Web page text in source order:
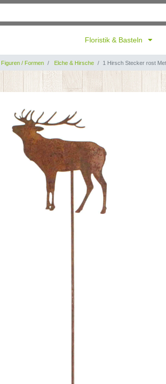
Floristik & Basteln
Figuren / Formen Elche & Hirsche 1 Hirsch Stecker rost